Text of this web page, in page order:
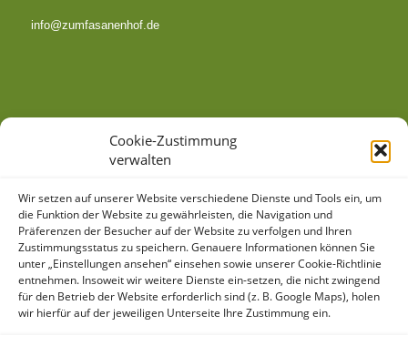
Cookie-Zustimmung
verwalten
Wir setzen auf unserer Website verschiedene Dienste und Tools ein, um
die Funktion der Website zu gewährleisten, die Navigation und
Präferenzen der Besucher auf der Website zu verfolgen und Ihren
Zustimmungsstatus zu speichern. Genauere Informationen können Sie
unter „Einstellungen ansehen“ einsehen sowie unserer Cookie-Richtlinie
entnehmen. Insoweit wir weitere Dienste ein-setzen, die nicht zwingend
für den Betrieb der Website erforderlich sind (z. B. Google Maps), holen
wir hierfür auf der jeweiligen Unterseite Ihre Zustimmung ein.
info@zumfasanenhof.de
SO FINDEN SIE ZU UNS
Klicke hier, um Marketing-Cookies zu
akzeptieren und diesen Inhalt zu aktivieren